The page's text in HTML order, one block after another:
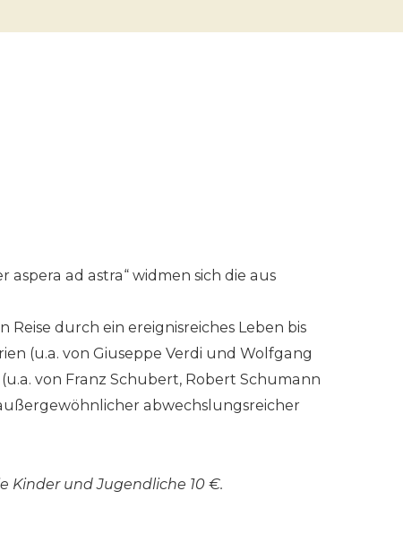
ad astra“ widmen sich die aus
durch ein ereignisreiches Leben bis
(u.a. von Giuseppe Verdi und Wolfgang
von Franz Schubert, Robert Schumann
abwechslungsreicher
Kinder und Jugendliche 10 €.